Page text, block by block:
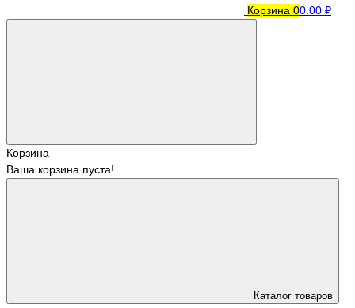
Корзина 00.00 ₽
Корзина
Ваша корзина пуста!
Каталог товаров